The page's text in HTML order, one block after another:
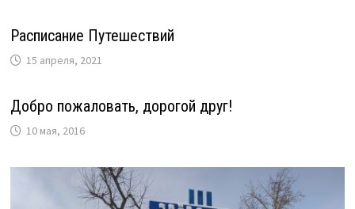
Расписание Путешествий
15 апреля, 2021
Добро пожаловать, дорогой друг!
10 мая, 2016